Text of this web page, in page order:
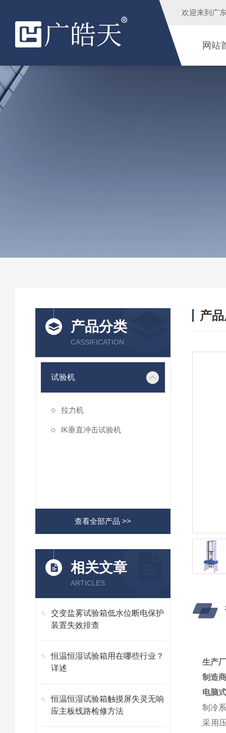
欢迎来到 广
网站
产品分类
CASSIFICATION
试验机
拉力机
IK垂直冲击试验机
查看全部产品 >>
相关文章
ARTICLES
交变盐雾试验箱低水位断电保护
装置失效排查
恒温恒湿试验箱用在哪些行业？
详述
恒温恒湿试验箱触摸屏失灵无响
应主板线路检修方法
产
生产
制造
电脑
制冷
采用